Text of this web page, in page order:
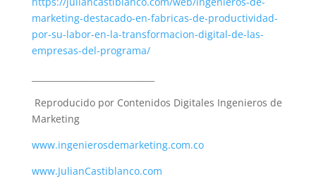
marketing-destacado-en-fabricas-de-productividad-
por-su-labor-en-la-transformacion-digital-de-las-
empresas-del-programa/
Reproducido por Contenidos Digitales Ingenieros de
Marketing
www.ingenierosdemarketing.com.co
www.JulianCastiblanco.com